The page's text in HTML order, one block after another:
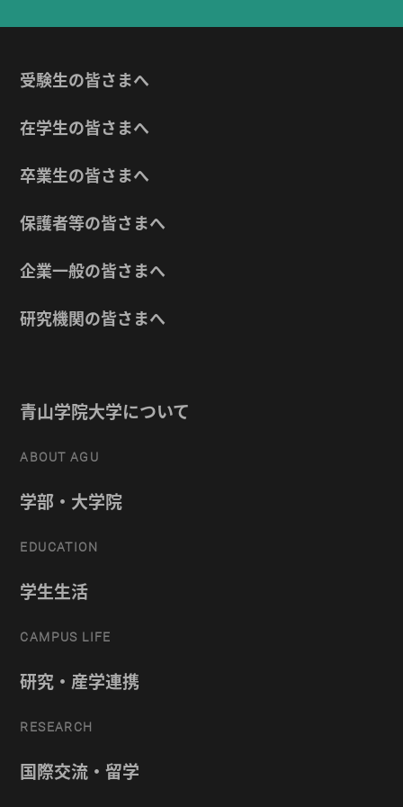
受験生の皆さまへ
在学生の皆さまへ
卒業生の皆さまへ
保護者等の皆さまへ
企業一般の皆さまへ
研究機関の皆さまへ
青山学院大学について
ABOUT AGU
学部・大学院
EDUCATION
学生生活
CAMPUS LIFE
研究・産学連携
RESEARCH
国際交流・留学